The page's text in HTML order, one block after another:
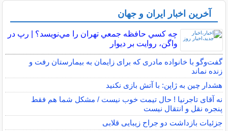
آخرین اخبار ایران و جهان
چه كسي حافظه جمعي تهران را مي‌نويسد؟ | رپ در
واگن، روايت بر ديوار
گفت‌وگو با خانواده مادری که برای زایمان به بیمارستان رفت و
زنده نماند
هشدار چین به ژاپن: با آتش بازی نکنید
نه آقای تاجرنیا ! حال تیمت خوب نیست / مشکل شما هم فقط
پنجره نقل و انتقال نیست
جزئیات بازداشت دو جراح زیبایی قلابی